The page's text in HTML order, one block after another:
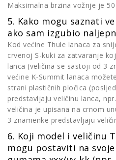
Maksimalna brzina vožnje je
5. Kako mogu saznati
ako sam izgubio
Kod većine Thule lanaca za
crvenoj S-kuki za zatvaranje
lanca (veličina se sastoji od 3
većine K-Summit lanaca
strani plastičnih pločica
predstavljaju veličinu lanca,
veličina je upisana na crnom
3 znamenke predstavljaju
6. Koji model i veličinu
mogu postaviti na